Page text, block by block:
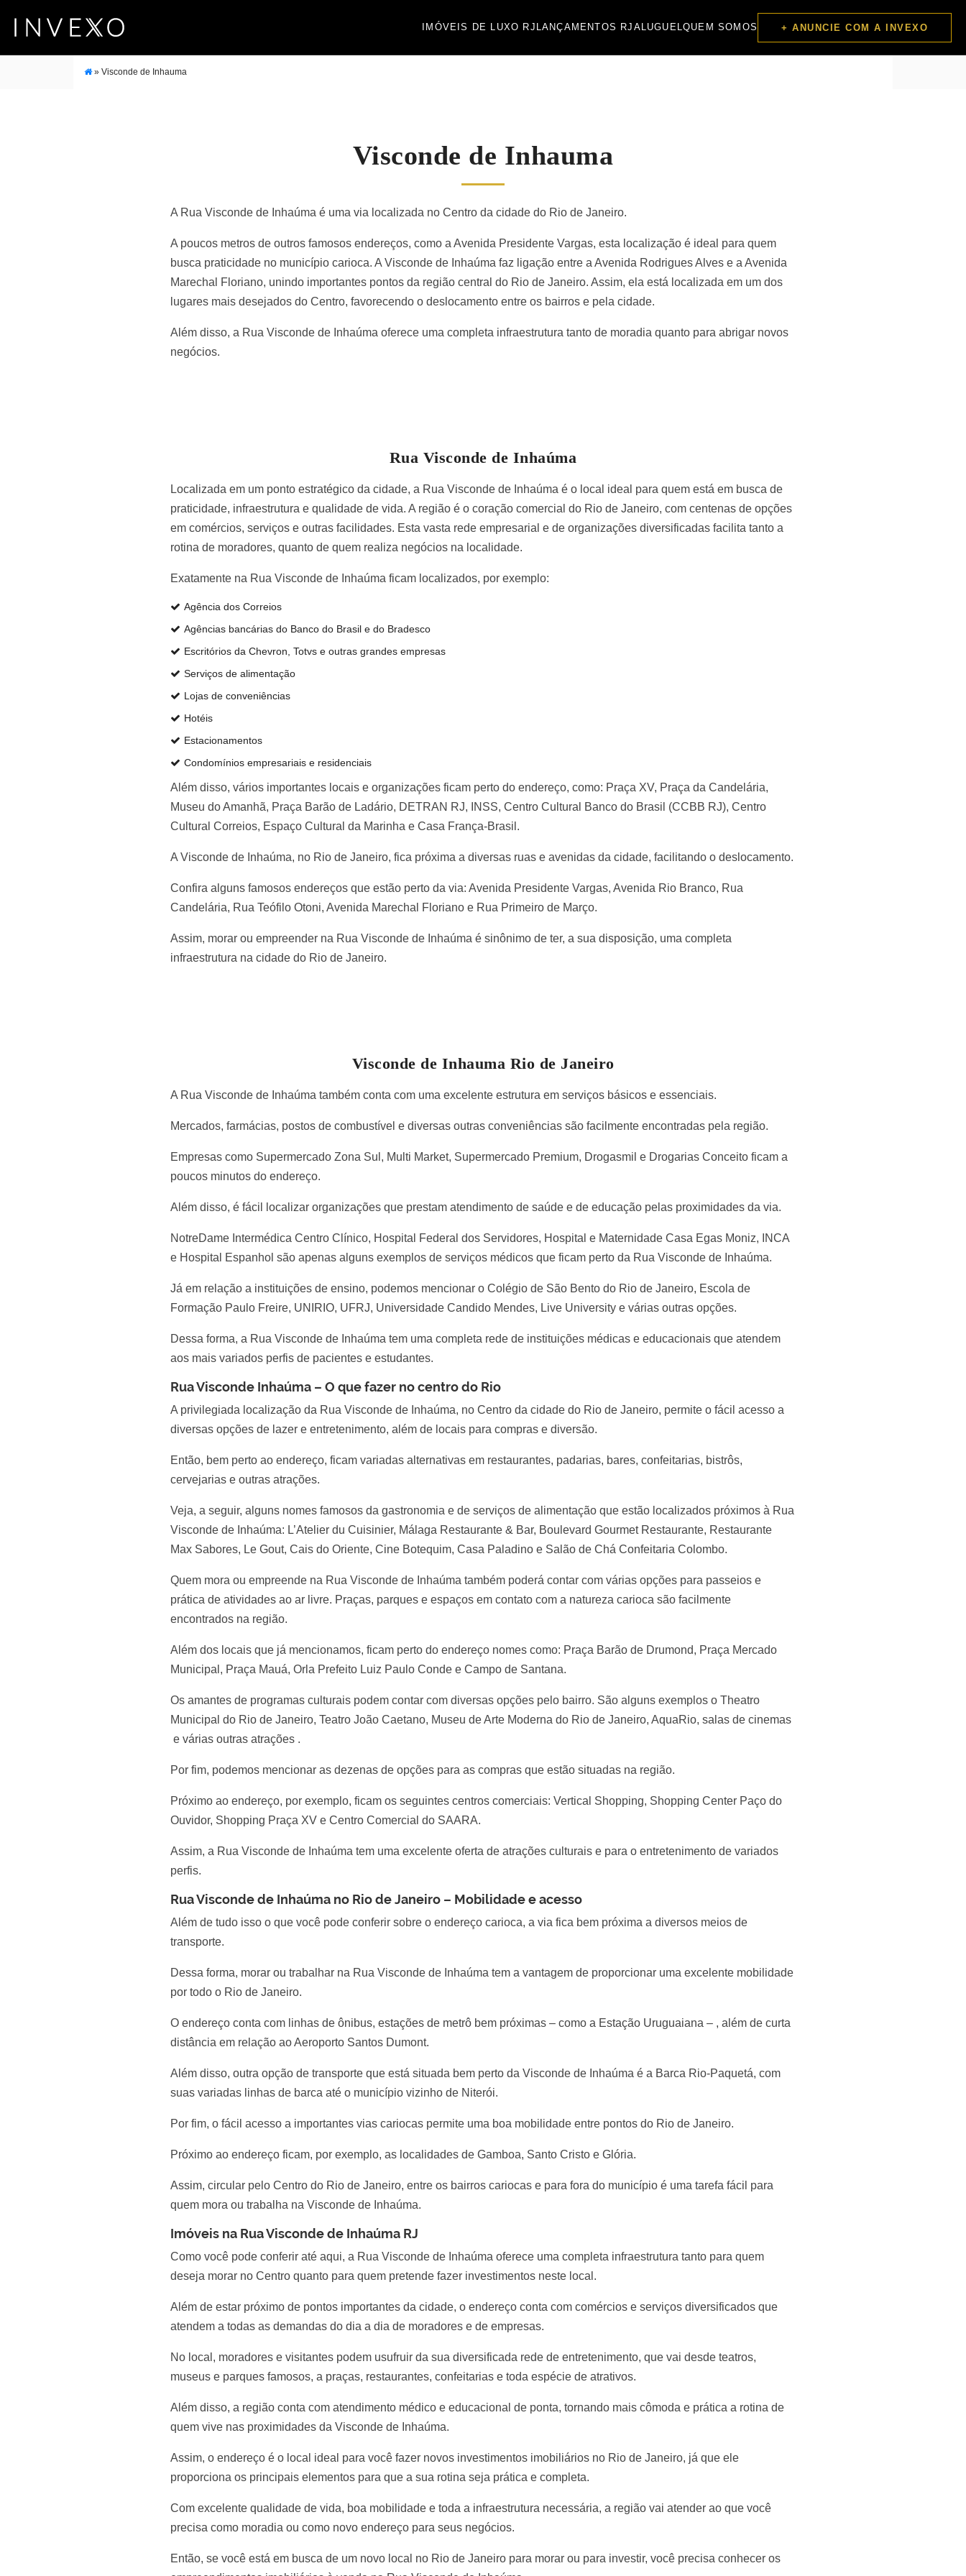
IMÓVEIS DE LUXO RJ LANÇAMENTOS RJ ALUGUELQUEM SOMOS + ANUNCIE COM A INVEXO
» Visconde de Inhauma
Visconde de Inhauma
A Rua Visconde de Inhaúma é uma via localizada no Centro da cidade do Rio de Janeiro.
A poucos metros de outros famosos endereços, como a Avenida Presidente Vargas, esta localização é ideal para quem
busca praticidade no município carioca. A Visconde de Inhaúma faz ligação entre a Avenida Rodrigues Alves e a Avenida
Marechal Floriano, unindo importantes pontos da região central do Rio de Janeiro. Assim, ela está localizada em um dos
lugares mais desejados do Centro, favorecendo o deslocamento entre os bairros e pela cidade.
Além disso, a Rua Visconde de Inhaúma oferece uma completa infraestrutura tanto de moradia quanto para abrigar novos
negócios.
Rua Visconde de Inhaúma
Localizada em um ponto estratégico da cidade, a Rua Visconde de Inhaúma é o local ideal para quem está em busca de
praticidade, infraestrutura e qualidade de vida. A região é o coração comercial do Rio de Janeiro, com centenas de opções
em comércios, serviços e outras facilidades. Esta vasta rede empresarial e de organizações diversificadas facilita tanto a
rotina de moradores, quanto de quem realiza negócios na localidade.
Exatamente na Rua Visconde de Inhaúma ficam localizados, por exemplo:
Agência dos Correios
Agências bancárias do Banco do Brasil e do Bradesco
Escritórios da Chevron, Totvs e outras grandes empresas
Serviços de alimentação
Lojas de conveniências
Hotéis
Estacionamentos
Condomínios empresariais e residenciais
Além disso, vários importantes locais e organizações ficam perto do endereço, como: Praça XV, Praça da Candelária,
Museu do Amanhã, Praça Barão de Ladário, DETRAN RJ, INSS, Centro Cultural Banco do Brasil (CCBB RJ), Centro
Cultural Correios, Espaço Cultural da Marinha e Casa França-Brasil.
A Visconde de Inhaúma, no Rio de Janeiro, fica próxima a diversas ruas e avenidas da cidade, facilitando o deslocamento.
Confira alguns famosos endereços que estão perto da via: Avenida Presidente Vargas, Avenida Rio Branco, Rua
Candelária, Rua Teófilo Otoni, Avenida Marechal Floriano e Rua Primeiro de Março.
Assim, morar ou empreender na Rua Visconde de Inhaúma é sinônimo de ter, a sua disposição, uma completa
infraestrutura na cidade do Rio de Janeiro.
Visconde de Inhauma Rio de Janeiro
A Rua Visconde de Inhaúma também conta com uma excelente estrutura em serviços básicos e essenciais.
Mercados, farmácias, postos de combustível e diversas outras conveniências são facilmente encontradas pela região.
Empresas como Supermercado Zona Sul, Multi Market, Supermercado Premium, Drogasmil e Drogarias Conceito ficam a
poucos minutos do endereço.
Além disso, é fácil localizar organizações que prestam atendimento de saúde e de educação pelas proximidades da via.
NotreDame Intermédica Centro Clínico, Hospital Federal dos Servidores, Hospital e Maternidade Casa Egas Moniz, INCA
e Hospital Espanhol são apenas alguns exemplos de serviços médicos que ficam perto da Rua Visconde de Inhaúma.
Já em relação a instituições de ensino, podemos mencionar o Colégio de São Bento do Rio de Janeiro, Escola de
Formação Paulo Freire, UNIRIO, UFRJ, Universidade Candido Mendes, Live University e várias outras opções.
Dessa forma, a Rua Visconde de Inhaúma tem uma completa rede de instituições médicas e educacionais que atendem
aos mais variados perfis de pacientes e estudantes.
Rua Visconde Inhaúma – O que fazer no centro do Rio
A privilegiada localização da Rua Visconde de Inhaúma, no Centro da cidade do Rio de Janeiro, permite o fácil acesso a
diversas opções de lazer e entretenimento, além de locais para compras e diversão.
Então, bem perto ao endereço, ficam variadas alternativas em restaurantes, padarias, bares, confeitarias, bistrôs,
cervejarias e outras atrações.
Veja, a seguir, alguns nomes famosos da gastronomia e de serviços de alimentação que estão localizados próximos à Rua
Visconde de Inhaúma: L’Atelier du Cuisinier, Málaga Restaurante & Bar, Boulevard Gourmet Restaurante, Restaurante
Max Sabores, Le Gout, Cais do Oriente, Cine Botequim, Casa Paladino e Salão de Chá Confeitaria Colombo.
Quem mora ou empreende na Rua Visconde de Inhaúma também poderá contar com várias opções para passeios e
prática de atividades ao ar livre. Praças, parques e espaços em contato com a natureza carioca são facilmente
encontrados na região.
Além dos locais que já mencionamos, ficam perto do endereço nomes como: Praça Barão de Drumond, Praça Mercado
Municipal, Praça Mauá, Orla Prefeito Luiz Paulo Conde e Campo de Santana.
Os amantes de programas culturais podem contar com diversas opções pelo bairro. São alguns exemplos o Theatro
Municipal do Rio de Janeiro, Teatro João Caetano, Museu de Arte Moderna do Rio de Janeiro, AquaRio, salas de cinemas
e várias outras atrações .
Por fim, podemos mencionar as dezenas de opções para as compras que estão situadas na região.
Próximo ao endereço, por exemplo, ficam os seguintes centros comerciais: Vertical Shopping, Shopping Center Paço do
Ouvidor, Shopping Praça XV e Centro Comercial do SAARA.
Assim, a Rua Visconde de Inhaúma tem uma excelente oferta de atrações culturais e para o entretenimento de variados
perfis.
Rua Visconde de Inhaúma no Rio de Janeiro – Mobilidade e acesso
Além de tudo isso o que você pode conferir sobre o endereço carioca, a via fica bem próxima a diversos meios de
transporte.
Dessa forma, morar ou trabalhar na Rua Visconde de Inhaúma tem a vantagem de proporcionar uma excelente mobilidade
por todo o Rio de Janeiro.
O endereço conta com linhas de ônibus, estações de metrô bem próximas – como a Estação Uruguaiana – , além de curta
distância em relação ao Aeroporto Santos Dumont.
Além disso, outra opção de transporte que está situada bem perto da Visconde de Inhaúma é a Barca Rio-Paquetá, com
suas variadas linhas de barca até o município vizinho de Niterói.
Por fim, o fácil acesso a importantes vias cariocas permite uma boa mobilidade entre pontos do Rio de Janeiro.
Próximo ao endereço ficam, por exemplo, as localidades de Gamboa, Santo Cristo e Glória.
Assim, circular pelo Centro do Rio de Janeiro, entre os bairros cariocas e para fora do município é uma tarefa fácil para
quem mora ou trabalha na Visconde de Inhaúma.
Imóveis na Rua Visconde de Inhaúma RJ
Como você pode conferir até aqui, a Rua Visconde de Inhaúma oferece uma completa infraestrutura tanto para quem
deseja morar no Centro quanto para quem pretende fazer investimentos neste local.
Além de estar próximo de pontos importantes da cidade, o endereço conta com comércios e serviços diversificados que
atendem a todas as demandas do dia a dia de moradores e de empresas.
No local, moradores e visitantes podem usufruir da sua diversificada rede de entretenimento, que vai desde teatros,
museus e parques famosos, a praças, restaurantes, confeitarias e toda espécie de atrativos.
Além disso, a região conta com atendimento médico e educacional de ponta, tornando mais cômoda e prática a rotina de
quem vive nas proximidades da Visconde de Inhaúma.
Assim, o endereço é o local ideal para você fazer novos investimentos imobiliários no Rio de Janeiro, já que ele
proporciona os principais elementos para que a sua rotina seja prática e completa.
Com excelente qualidade de vida, boa mobilidade e toda a infraestrutura necessária, a região vai atender ao que você
precisa como moradia ou como novo endereço para seus negócios.
Então, se você está em busca de um novo local no Rio de Janeiro para morar ou para investir, você precisa conhecer os